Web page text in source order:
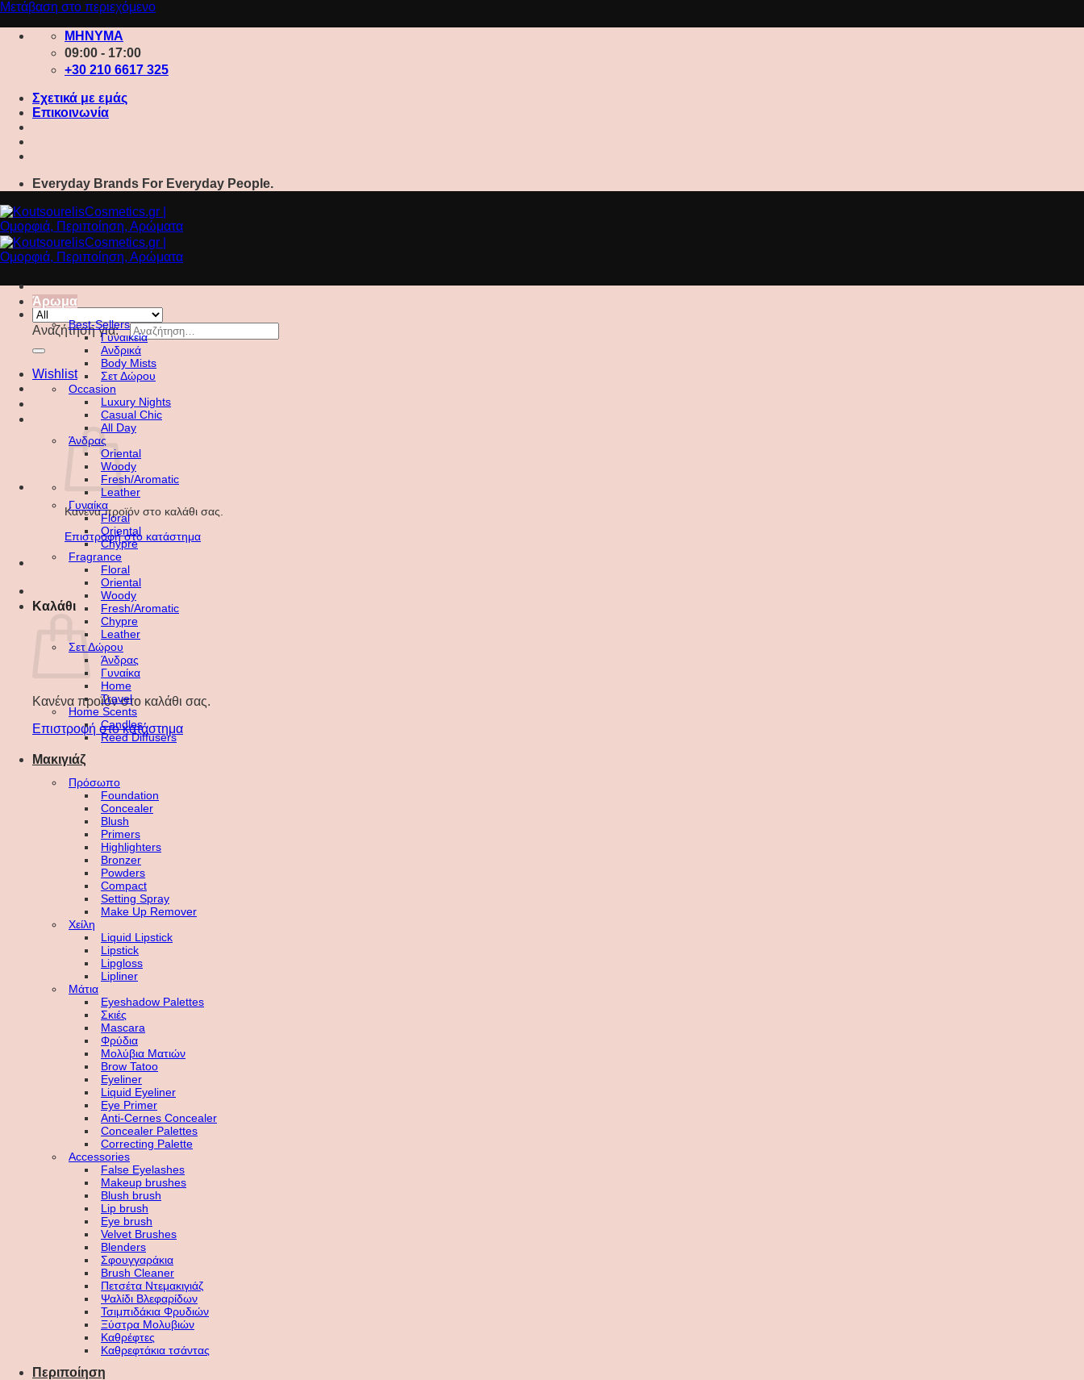
Μετάβαση στο περιεχόμενο
ΜΗΝΥΜΑ
09:00 - 17:00
+30 210 6617 325
Σχετικά με εμάς
Επικοινωνία
Everyday Brands For Everyday People.
Αναζήτηση για:
Wishlist
Κανένα προϊόν στο καλάθι σας.
Επιστροφή στο κατάστημα
Καλάθι
Κανένα προϊόν στο καλάθι σας.
Επιστροφή στο κατάστημα
Άρωμα
Best-Sellers
Γυναικεία
Ανδρικά
Body Mists
Σετ Δώρου
Occasion
Luxury Nights
Casual Chic
All Day
Άνδρας
Oriental
Woody
Fresh/Aromatic
Leather
Γυναίκα
Floral
Oriental
Chypre
Fragrance
Floral
Oriental
Woody
Fresh/Aromatic
Chypre
Leather
Σετ Δώρου
Άνδρας
Γυναίκα
Home
Travel
Home Scents
Candles
Reed Diffusers
Μακιγιάζ
Πρόσωπο
Foundation
Concealer
Blush
Primers
Highlighters
Bronzer
Powders
Compact
Setting Spray
Make Up Remover
Χείλη
Liquid Lipstick
Lipstick
Lipgloss
Lipliner
Μάτια
Eyeshadow Palettes
Σκιές
Mascara
Φρύδια
Μολύβια Ματιών
Brow Tatoo
Eyeliner
Liquid Eyeliner
Eye Primer
Anti-Cernes Concealer
Concealer Palettes
Correcting Palette
Accessories
False Eyelashes
Makeup brushes
Blush brush
Lip brush
Eye brush
Velvet Brushes
Blenders
Σφουγγαράκια
Brush Cleaner
Πετσέτα Ντεμακιγιάζ
Ψαλίδι Βλεφαρίδων
Τσιμπιδάκια Φρυδιών
Ξύστρα Μολυβιών
Καθρέφτες
Καθρεφτάκια τσάντας
Περιποίηση